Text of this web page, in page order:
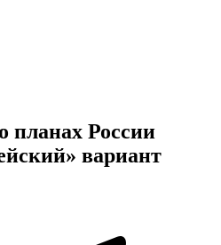
планах России
вариант